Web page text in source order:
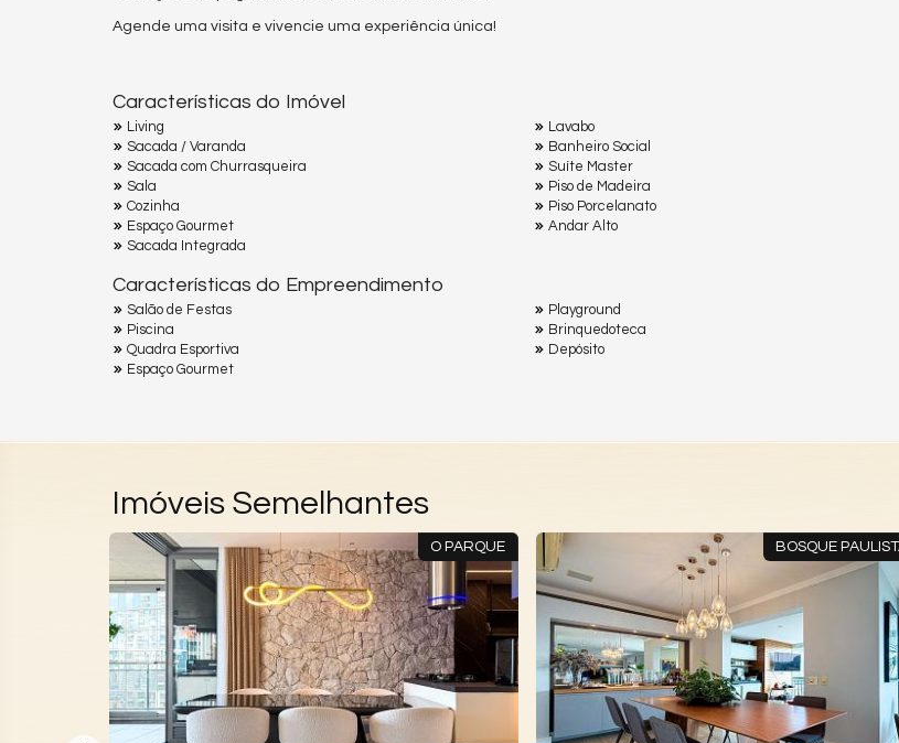
Agende uma visita e vivencie uma experiência única!
Características do Imóvel
Living
Sacada / Varanda
Sacada com Churrasqueira
Sala
Cozinha
Espaço Gourmet
Sacada Integrada
Lavabo
Banheiro Social
Suíte Master
Piso de Madeira
Piso Porcelanato
Andar Alto
Características do Empreendimento
Salão de Festas
Piscina
Quadra Esportiva
Espaço Gourmet
Playground
Brinquedoteca
Depósito
Imóveis Semelhantes
O PARQUE BOSQUE